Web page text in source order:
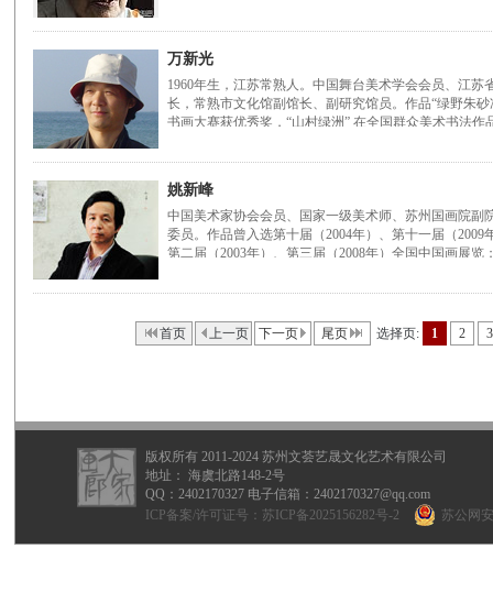
万新光
1960年生，江苏常熟人。中国舞台美术学会会员、江
长，常熟市文化馆副馆长、副研究馆员。作品“绿野朱
书画大赛获优秀奖，“山村绿洲” 在全国群众美术书法
姚新峰
中国美术家协会会员、国家一级美术师、苏州国画院副
委员。作品曾入选第十届（2004年）、第十一届（
第二届（2003年）、第三届（2008年）全国中国画展
首页 上一页 下一页 尾页 选择页: 1 2 3
版权所有 2011-2024 苏州文荟艺晟文化艺术有限公司
地址： 海虞北路148-2号
QQ： 2402170327 电子信箱：2402170327@qq.com
ICP备案/许可证号： 苏ICP备2025156282号-2 苏公网